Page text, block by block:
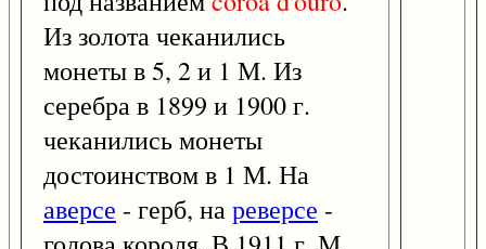
Из золота чеканились
монеты в 5, 2 и 1 М. Из
серебра в 1899 и 1900 г.
чеканились монеты
достоинством в 1 М. На
аверсе - герб, нареверсе -